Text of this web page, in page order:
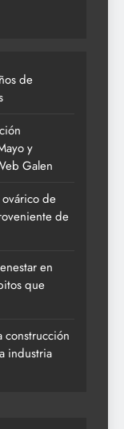
de
y
Galen
de
de
en
que
construcción
industria